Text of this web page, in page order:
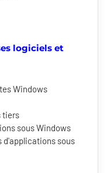
logiciels et
Windows
tiers
sous Windows
d'applications sous